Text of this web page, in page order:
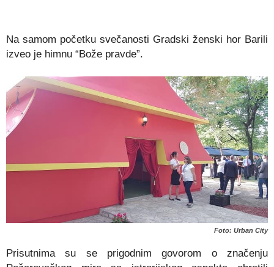
Na samom početku svečanosti Gradski ženski hor Barili
izveo je himnu “Bože pravde”.
Foto: Urban City
Prisutnima su se prigodnim govorom o značenju